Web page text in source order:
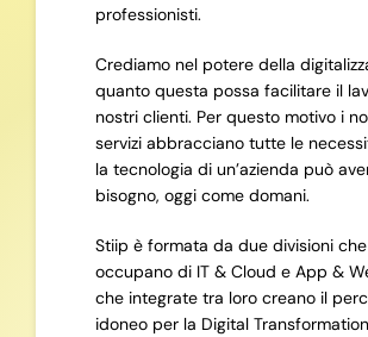
professionisti.
Crediamo nel potere della
quanto questa possa facilitare il
nostri clienti. Per questo motivo i
servizi abbracciano tutte le
la tecnologia di un’azienda può
bisogno, oggi come domani.
Stiip è formata da due divisioni
occupano di IT & Cloud e App &
che integrate tra loro creano il
idoneo per la Digital